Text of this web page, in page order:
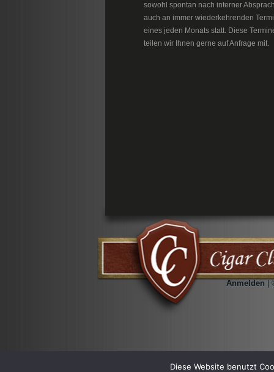
sowohl spontan nach interner
auch an immer wiederkehrenden
eines jeden Monats statt. Diese
teilen wir Ihnen gerne auf Anfrage mit.
Anmelden |
Diese Website benutzt